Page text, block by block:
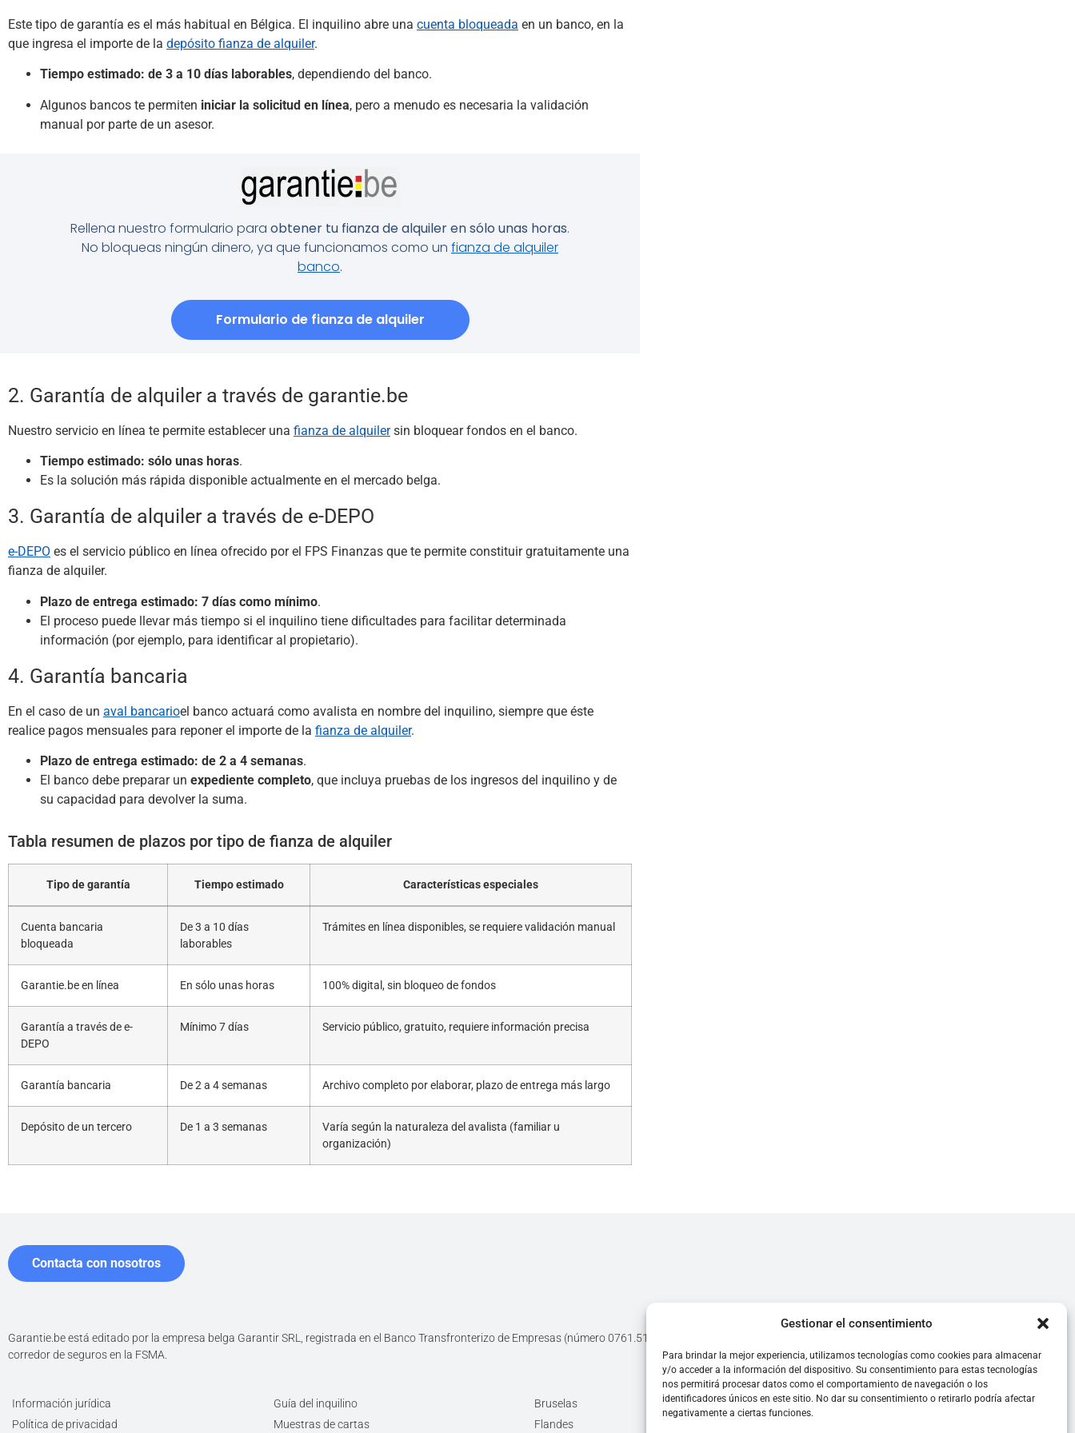
Gestionar el consentimiento
Para brindar la mejor experiencia, utilizamos tecnologías como cookies para almacenar
y/o acceder a la información del dispositivo. Su consentimiento para estas tecnologías
nos permitirá procesar datos como el comportamiento de navegación o los
identificadores únicos en este sitio. No dar su consentimiento o retirarlo podría afectar
negativamente a ciertas funciones.
Este tipo de garantía es el más habitual en Bélgica. El inquilino abre una cuenta bloqueada en un banco, en la
que ingresa el importe de la depósito fianza de alquiler.
Tiempo estimado: de 3 a 10 días laborables, dependiendo del banco.
Algunos bancos te permiten iniciar la solicitud en línea, pero a menudo es necesaria la validación
manual por parte de un asesor.
Rellena nuestro formulario para obtener tu fianza de alquiler en sólo unas horas.
No bloqueas ningún dinero, ya que funcionamos como un fianza de alquiler
banco.
Formulario de fianza de alquiler
2. Garantía de alquiler a través de garantie.be
Nuestro servicio en línea te permite establecer una fianza de alquilersin bloquear fondos en el banco.
Tiempo estimado: sólo unas horas.
Es la solución más rápida disponible actualmente en el mercado belga.
3. Garantía de alquiler a través de e-DEPO
e-DEPO es el servicio público en línea ofrecido por el FPS Finanzas que te permite constituir gratuitamente una
fianza de alquiler.
Plazo de entrega estimado: 7 días como mínimo.
El proceso puede llevar más tiempo si el inquilino tiene dificultades para facilitar determinada
información (por ejemplo, para identificar al propietario).
4. Garantía bancaria
En el caso de un aval bancarioel banco actuará como avalista en nombre del inquilino, siempre que éste
realice pagos mensuales para reponer el importe de la fianza de alquiler.
Plazo de entrega estimado: de 2 a 4 semanas.
El banco debe preparar un expediente completo, que incluya pruebas de los ingresos del inquilino y de
su capacidad para devolver la suma.
Tabla resumen de plazos por tipo de fianza de alquiler
Tipo de garantía Tiempo estimado Características especiales
Cuenta bancaria
bloqueada
De 3 a 10 días
laborables
Trámites en línea disponibles, se requiere validación manual
Garantie.be en línea En sólo unas horas 100% digital, sin bloqueo de fondos
Garantía a través de e-
DEPO
Mínimo 7 días Servicio público, gratuito, requiere información precisa
Garantía bancaria De 2 a 4 semanas Archivo completo por elaborar, plazo de entrega más largo
Depósito de un tercero De 1 a 3 semanas
Varía según la naturaleza del avalista (familiar u
organización)
Contacta con nosotros
Garantie.be está editado por la empresa belga Garantir SRL, registrada en el Banco Transfronterizo de Empresas (número 0761.516.118) y registrada como
corredor de seguros en la FSMA.
Información jurídica
Política de privacidad
Guía del inquilino
Muestras de cartas
Bruselas
Flandes